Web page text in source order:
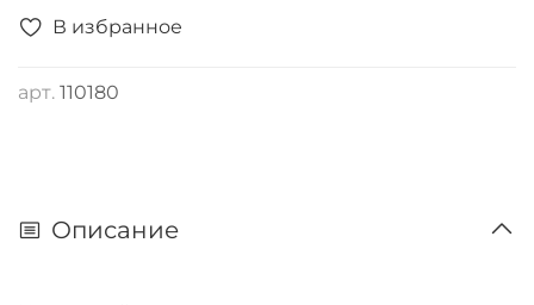
В избранное
арт. 110180
Описание